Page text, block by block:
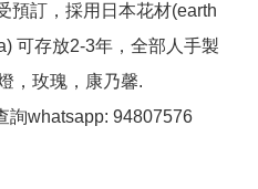
預訂，採用日本花材(earth
可存放2-3年，全部人手製
，玫瑰，康乃馨.
詢whatsapp: 94807576